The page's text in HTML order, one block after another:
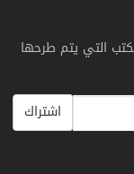
التي يتم طرحها
اشتراك